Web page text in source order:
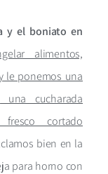
y el boniato en
alimentos,
le ponemos una
una cucharada
cortado
bien en la
para horno con